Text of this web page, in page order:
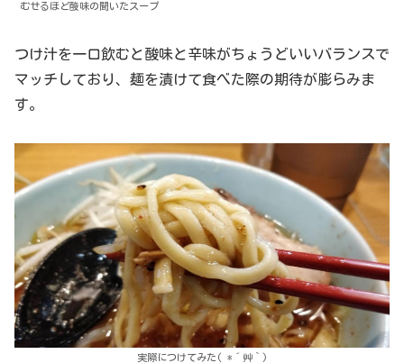
むせるほど酸味の聞いたスープ
つけ汁を一口飲むと酸味と辛味がちょうどいいバランスで
マッチしており、麺を漬けて食べた際の期待が膨らみま
す。
実際につけてみた( *´艸｀)